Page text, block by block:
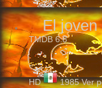
El joven
TMDB6.8
HD 1985 Ver